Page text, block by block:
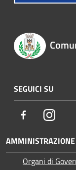
SEGUICI SU
Facebook
AMMINISTRAZIONE
Organi di